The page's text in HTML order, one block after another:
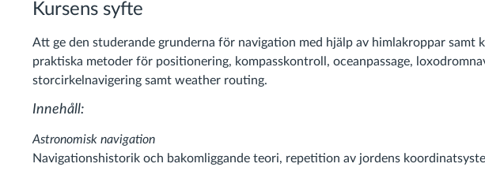
Kursens syfte
Att ge den studerande grunderna för navigation med hjälp av himlakroppar samt
praktiska metoder för positionering, kompasskontroll, oceanpassage,
storcirkelnavigering samt weather routing.
Innehåll:
Astronomisk navigation
Navigationshistorik och bakomliggande teori, repetition av jordens